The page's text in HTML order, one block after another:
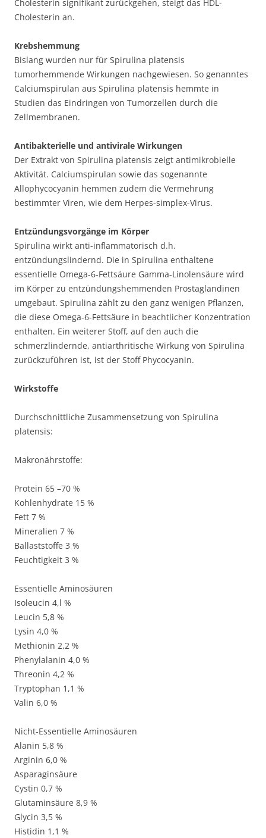
Cholesterin signifikant zurückgehen, steigt das HDL-
Cholesterin an.
Krebshemmung
Bislang wurden nur für Spirulina platensis
tumorhemmende Wirkungen nachgewiesen. So genanntes
Calciumspirulan aus Spirulina platensis hemmte in
Studien das Eindringen von Tumorzellen durch die
Zellmembranen.
Antibakterielle und antivirale Wirkungen
Der Extrakt von Spirulina platensis zeigt antimikrobielle
Aktivität. Calciumspirulan sowie das sogenannte
Allophycocyanin hemmen zudem die Vermehrung
bestimmter Viren, wie dem Herpes-simplex-Virus.
Entzündungsvorgänge im Körper
Spirulina wirkt anti-inflammatorisch d.h.
entzündungslindernd. Die in Spirulina enthaltene
essentielle Omega-6-Fettsäure Gamma-Linolensäure wird
im Körper zu entzündungshemmenden Prostaglandinen
umgebaut. Spirulina zählt zu den ganz wenigen Pflanzen,
die diese Omega-6-Fettsäure in beachtlicher Konzentration
enthalten. Ein weiterer Stoff, auf den auch die
schmerzlindernde, antiarthritische Wirkung von Spirulina
zurückzuführen ist, ist der Stoff Phycocyanin.
Wirkstoffe
Durchschnittliche Zusammensetzung von Spirulina
platensis:
Makronährstoffe:
Protein 65 –70 %
Kohlenhydrate 15 %
Fett 7 %
Mineralien 7 %
Ballaststoffe 3 %
Feuchtigkeit 3 %
Essentielle Aminosäuren
Isoleucin 4,l %
Leucin 5,8 %
Lysin 4,0 %
Methionin 2,2 %
Phenylalanin 4,0 %
Threonin 4,2 %
Tryptophan 1,1 %
Valin 6,0 %
Nicht-Essentielle Aminosäuren
Alanin 5,8 %
Arginin 6,0 %
Asparaginsäure
Cystin 0,7 %
Glutaminsäure 8,9 %
Glycin 3,5 %
Histidin 1,1 %